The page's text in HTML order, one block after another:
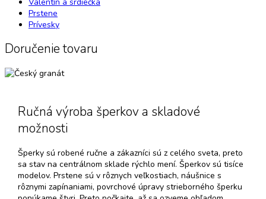
Prstene
Prívesky
Doručenie tovaru
Ručná výroba šperkov a skladové
možnosti
Šperky sú robené ručne a zákazníci sú z celého sveta, preto
sa stav na centrálnom sklade rýchlo mení. Šperkov sú tisíce
modelov. Prstene sú v rôznych veľkostiach, náušnice s
rôznymi zapínaniami, povrchové úpravy strieborného šperku